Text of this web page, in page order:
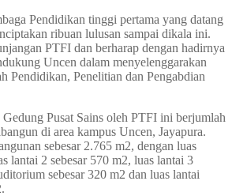
Pendidikan tinggi pertama yang datang
ribuan lulusan sampai dikala ini.
PTFI dan berharap dengan hadirnya
Uncen dalam menyelenggarakan
Pendidikan, Penelitian dan Pengabdian
Pusat Sains oleh PTFI ini berjumlah
di area kampus Uncen, Jayapura.
sebesar 2.765 m2, dengan luas
lantai 2 sebesar 570 m2, luas lantai 3
sebesar 320 m2 dan luas lantai